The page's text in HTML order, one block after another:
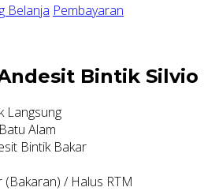
Belanja Pembayaran
Bintik Silvio
Langsung
Alam
Bintik Bakar
/ Halus RTM